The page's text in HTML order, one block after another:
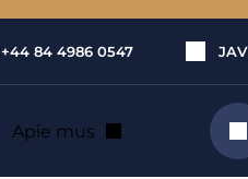
+44 84 4986 0547 JAV
Apie mus Ieškoti